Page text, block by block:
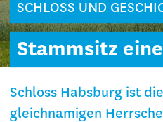
SCHLOSS UND
Stammsitz
Schloss Habsburg ist
gleichnamigen